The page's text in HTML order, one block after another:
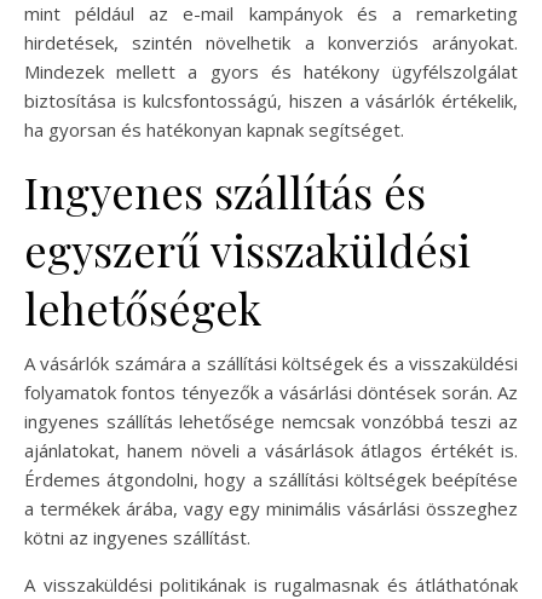
mint például az e-mail kampányok és a remarketing
hirdetések, szintén növelhetik a konverziós arányokat.
Mindezek mellett a gyors és hatékony ügyfélszolgálat
biztosítása is kulcsfontosságú, hiszen a vásárlók értékelik,
ha gyorsan és hatékonyan kapnak segítséget.
Ingyenes szállítás és
egyszerű visszaküldési
lehetőségek
A vásárlók számára a szállítási költségek és a visszaküldési
folyamatok fontos tényezők a vásárlási döntések során. Az
ingyenes szállítás lehetősége nemcsak vonzóbbá teszi az
ajánlatokat, hanem növeli a vásárlások átlagos értékét is.
Érdemes átgondolni, hogy a szállítási költségek beépítése
a termékek árába, vagy egy minimális vásárlási összeghez
kötni az ingyenes szállítást.
A visszaküldési politikának is rugalmasnak és átláthatónak